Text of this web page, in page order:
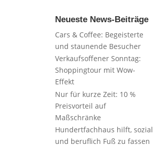
Neueste News-Beiträge
Cars & Coffee: Begeisterte
und staunende Besucher
Verkaufsoffener Sonntag:
Shoppingtour mit Wow-
Effekt
Nur für kurze Zeit: 10 %
Preisvorteil auf
Maßschränke
Hundertfachhaus hilft, sozial
und beruflich Fuß zu fassen